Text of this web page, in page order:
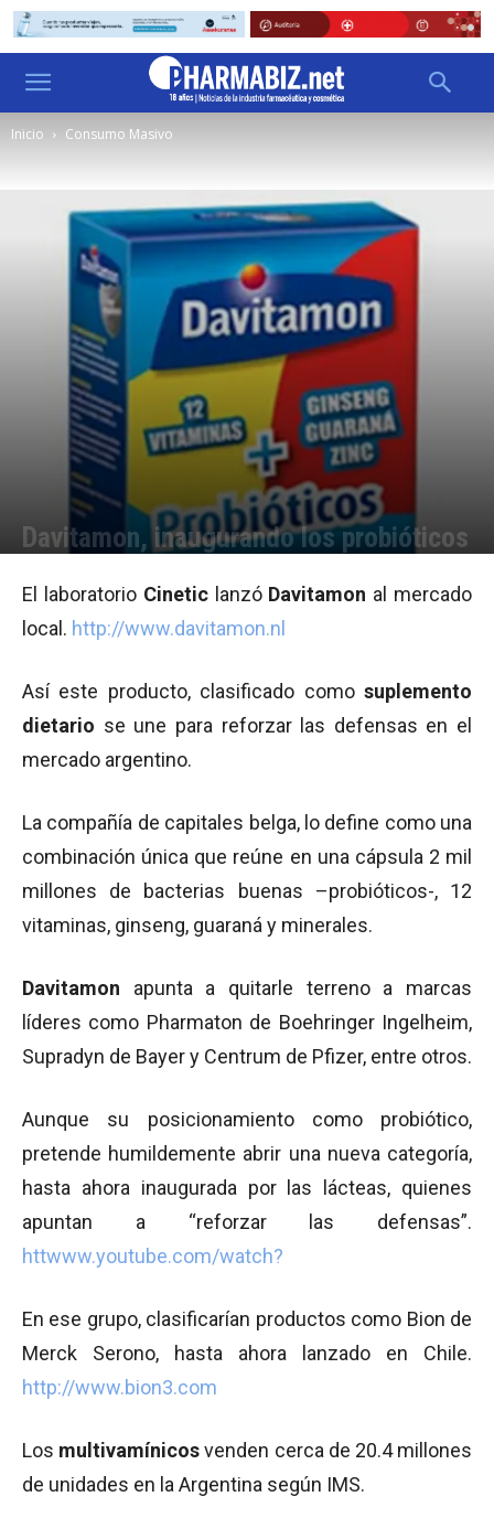
Inicio Consumo Masivo
Davitamon, inaugurando los probióticos
El laboratorio Cineticlanzó Davitamon al mercado
local. http://www.davitamon.nl
Así este producto, clasificado como suplemento
dietario se une para reforzar las defensas en el
mercado argentino.
La compañía de capitales belga, lo define como una
combinación única que reúne en una cápsula 2 mil
millones de bacterias buenas –probióticos-, 12
vitaminas, ginseng, guaraná y minerales.
Davitamon apunta a quitarle terreno a marcas
líderes como Pharmaton de Boehringer Ingelheim,
Supradyn de Bayer y Centrum de Pfizer, entre otros.
Aunque su posicionamiento como probiótico,
pretende humildemente abrir una nueva categoría,
hasta ahora inaugurada por las lácteas, quienes
apuntan a “reforzar las defensas”.
httwww.youtube.com/watch?
En ese grupo, clasificarían productos como Bion de
Merck Serono, hasta ahora lanzado en Chile.
http://www.bion3.com
Los multivamínicosvenden cerca de 20.4 millones
de unidades en la Argentina según IMS.